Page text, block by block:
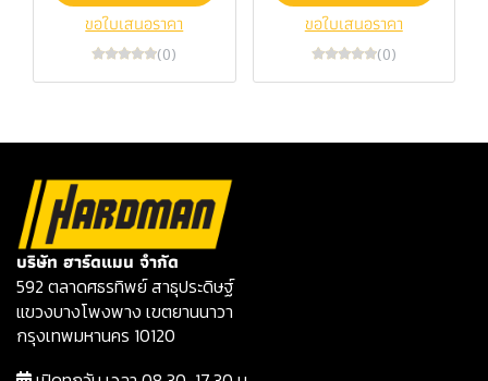
ขอใบเสนอราคา
(0)
ขอใบเสนอราคา
(0)
บริษัท ฮาร์ดแมน จำกัด
592 ตลาดศธรทิพย์ สาธุประดิษฐ์
แขวงบางโพงพาง เขตยานนาวา
กรุงเทพมหานคร 10120